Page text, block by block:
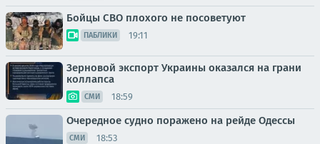
Бойцы СВО плохого не посоветуют
ПАБЛИКИ 19:11
Зерновой экспорт Украины оказался на грани
коллапса
СМИ 18:59
Очередное судно поражено на рейде Одессы
СМИ 18:53